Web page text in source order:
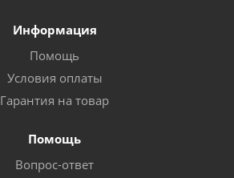
Информация
Помощь
Условия оплаты
Гарантия на товар
Помощь
Вопрос-ответ